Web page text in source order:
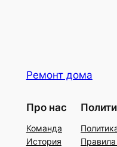
Ремонт дома
Про нас
Команда
История